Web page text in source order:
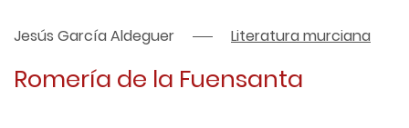
Jesús García Aldeguer Literatura murciana
Romería de la Fuensanta